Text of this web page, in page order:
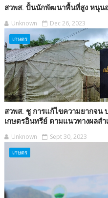
สวพส. ปั้นนักพัฒนาพื้นที่สูง หนุน
Unknown Dec 26, 2023
เกษตร
สวพส. ชู การแก้ไขความยากจน
เกษตรอินทรีย์ ตามแนวทางผลสำ
Unknown Sept 30, 2023
เกษตร